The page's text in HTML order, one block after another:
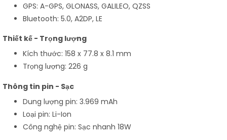
GPS: A-GPS, GLONASS, GALILEO, QZSS
Bluetooth: 5.0, A2DP, LE
Thiết kế - Trọng lượng
Kích thước: 158 x 77.8 x 8.1 mm
Trọng lượng: 226 g
Thông tin pin - Sạc
Dung lượng pin: 3.969 mAh
Loại pin: Li-Ion
Công nghệ pin: Sạc nhanh 18W